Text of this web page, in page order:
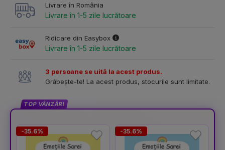
Livrare în România
Livrare în 1-5 zile lucrătoare
Ridicare din Easybox
Livrare în 1-5 zile lucrătoare
3 persoane se uită la acest produs.
Grăbește-te! La acest produs, stocurile sunt limitate.
TOP VÂNZĂRI
-35.6% -35.6%